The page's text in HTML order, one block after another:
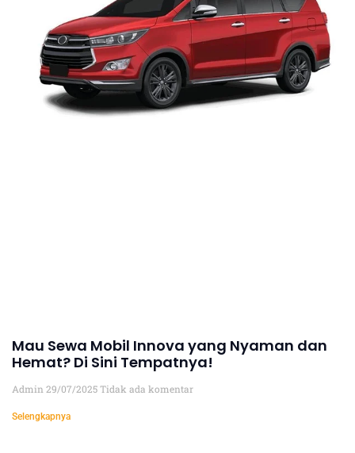
Mau Sewa Mobil Innova yang Nyaman dan
Hemat? Di Sini Tempatnya!
Admin 29/07/2025Tidak ada komentar
Selengkapnya